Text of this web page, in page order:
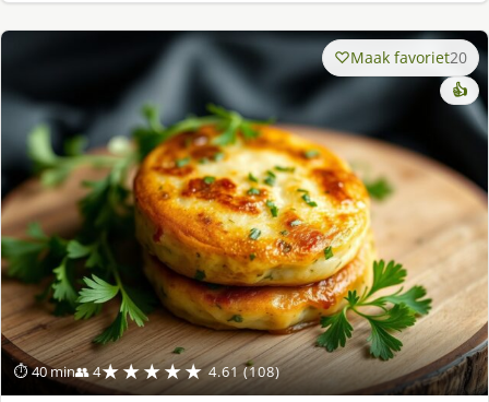
⏱ 40 min👥 4★★★★★ 4.61 (108)
Maak favoriet20
👍